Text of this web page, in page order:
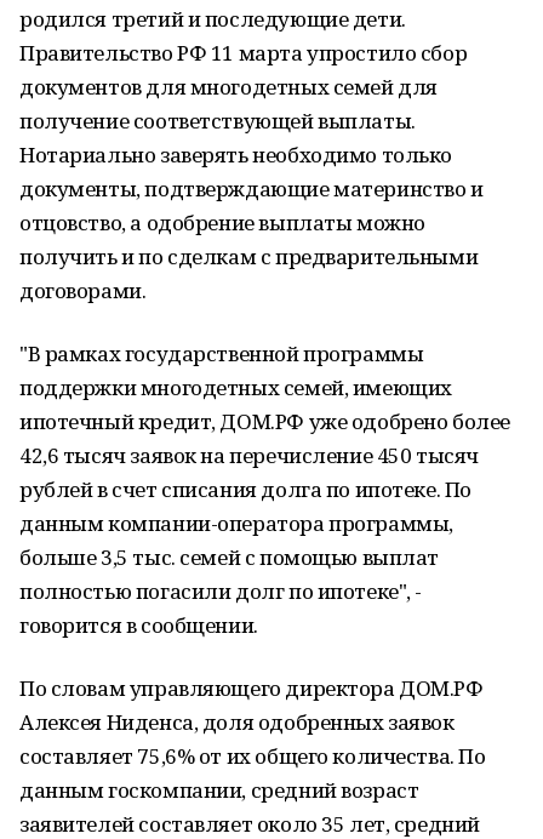
родился третий и последующие дети.
Правительство РФ 11 марта упростило сбор
документов для многодетных семей для
получение соответствующей выплаты.
Нотариально заверять необходимо только
документы, подтверждающие материнство и
отцовство, а одобрение выплаты можно
получить и по сделкам с предварительными
договорами.
"В рамках государственной программы
поддержки многодетных семей, имеющих
ипотечный кредит, ДОМ.РФ уже одобрено более
42,6 тысяч заявок на перечисление 450 тысяч
рублей в счет списания долга по ипотеке. По
данным компании-оператора программы,
больше 3,5 тыс. семей с помощью выплат
полностью погасили долг по ипотеке", -
говорится в сообщении.
По словам управляющего директора ДОМ.РФ
Алексея Ниденса, доля одобренных заявок
составляет 75,6% от их общего количества. По
данным госкомпании, средний возраст
заявителей составляет около 35 лет, средний